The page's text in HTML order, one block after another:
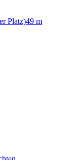
Platz)49 m